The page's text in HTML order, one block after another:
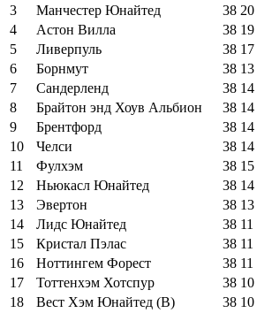
3
Манчестер Юнайтед 38 20
4
Астон Вилла 38 19
5
Ливерпуль 38 17
6
Борнмут 38 13
7
Сандерленд 38 14
8
Брайтон энд Хоув Альбион 38 14
9
Брентфорд 38 14
10
Челси 38 14
11
Фулхэм 38 15
12
Ньюкасл Юнайтед 38 14
13
Эвертон 38 13
14
Лидс Юнайтед 38 11
15
Кристал Пэлас 38 11
16
Ноттингем Форест 38 11
17
Тоттенхэм Хотспур 38 10
18
Вест Хэм Юнайтед (В) 38 10